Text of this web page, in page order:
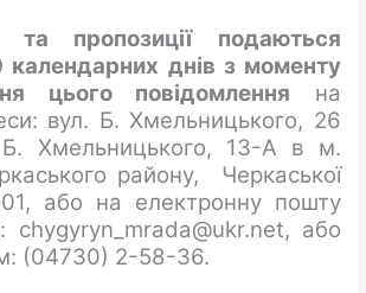
та пропозиції подаються
календарних днів з моменту
цього повідомлення на
вул. Б. Хмельницького, 26
Хмельницького, 13-А в м.
району, Черкаської
або на електронну пошту
chygyryn_mrada@ukr.net, або
(04730) 2-58-36.